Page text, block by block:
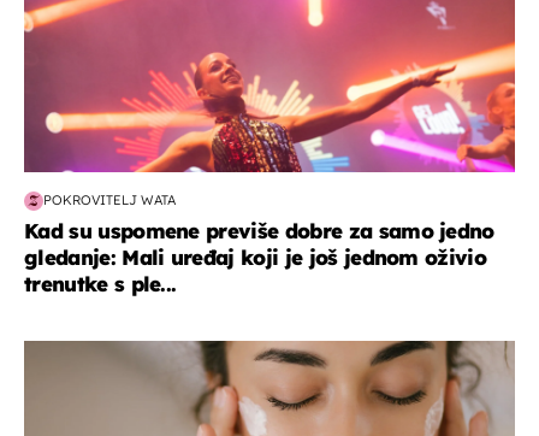
POKROVITELJ WATA
Kad su uspomene previše dobre za samo jedno
gledanje: Mali uređaj koji je još jednom oživio
trenutke s ple...
moda & ljepota